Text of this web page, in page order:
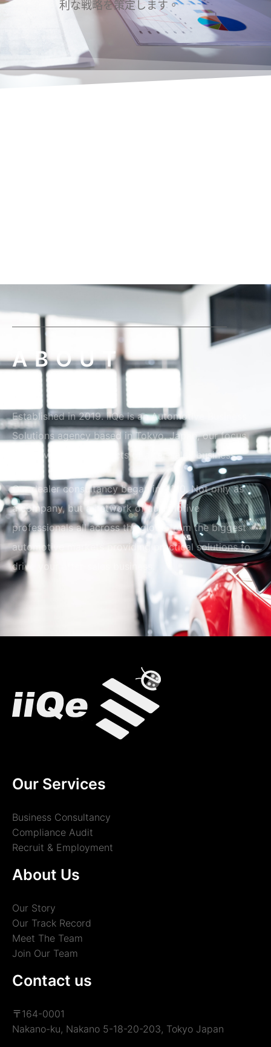
利な戦略を策定します。
ABOUT
Established in 2019. iiQe is an Automotive Business
Solutions agency based in Tokyo, Japan, our focus
exclusively on all aspects of after-sales business.
Our dealer consultancy began in 2010. Not only as
a company, but a network of automotive
professionals all across the globe from the biggest
automotive markets providing practical solutions to
drive your after-sales business.
Our Services
Business Consultancy
Compliance Audit
Recruit & Employment
About Us
Our Story
Our Track Record
Meet The Team
Join Our Team
Contact us
〒164-0001
Nakano-ku, Nakano 5-18-20-203, Tokyo Japan